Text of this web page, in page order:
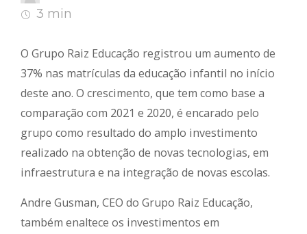
3 min
O Grupo Raiz Educação registrou um aumento de
37% nas matrículas da educação infantil no início
deste ano. O crescimento, que tem como base a
comparação com 2021 e 2020, é encarado pelo
grupo como resultado do amplo investimento
realizado na obtenção de novas tecnologias, em
infraestrutura e na integração de novas escolas.
Andre Gusman, CEO do Grupo Raiz Educação,
também enaltece os investimentos em